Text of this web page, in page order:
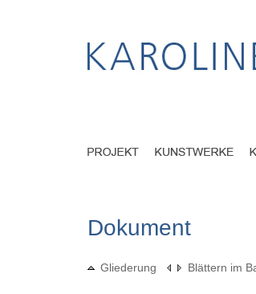
Dokument
Gliederung Blättern im